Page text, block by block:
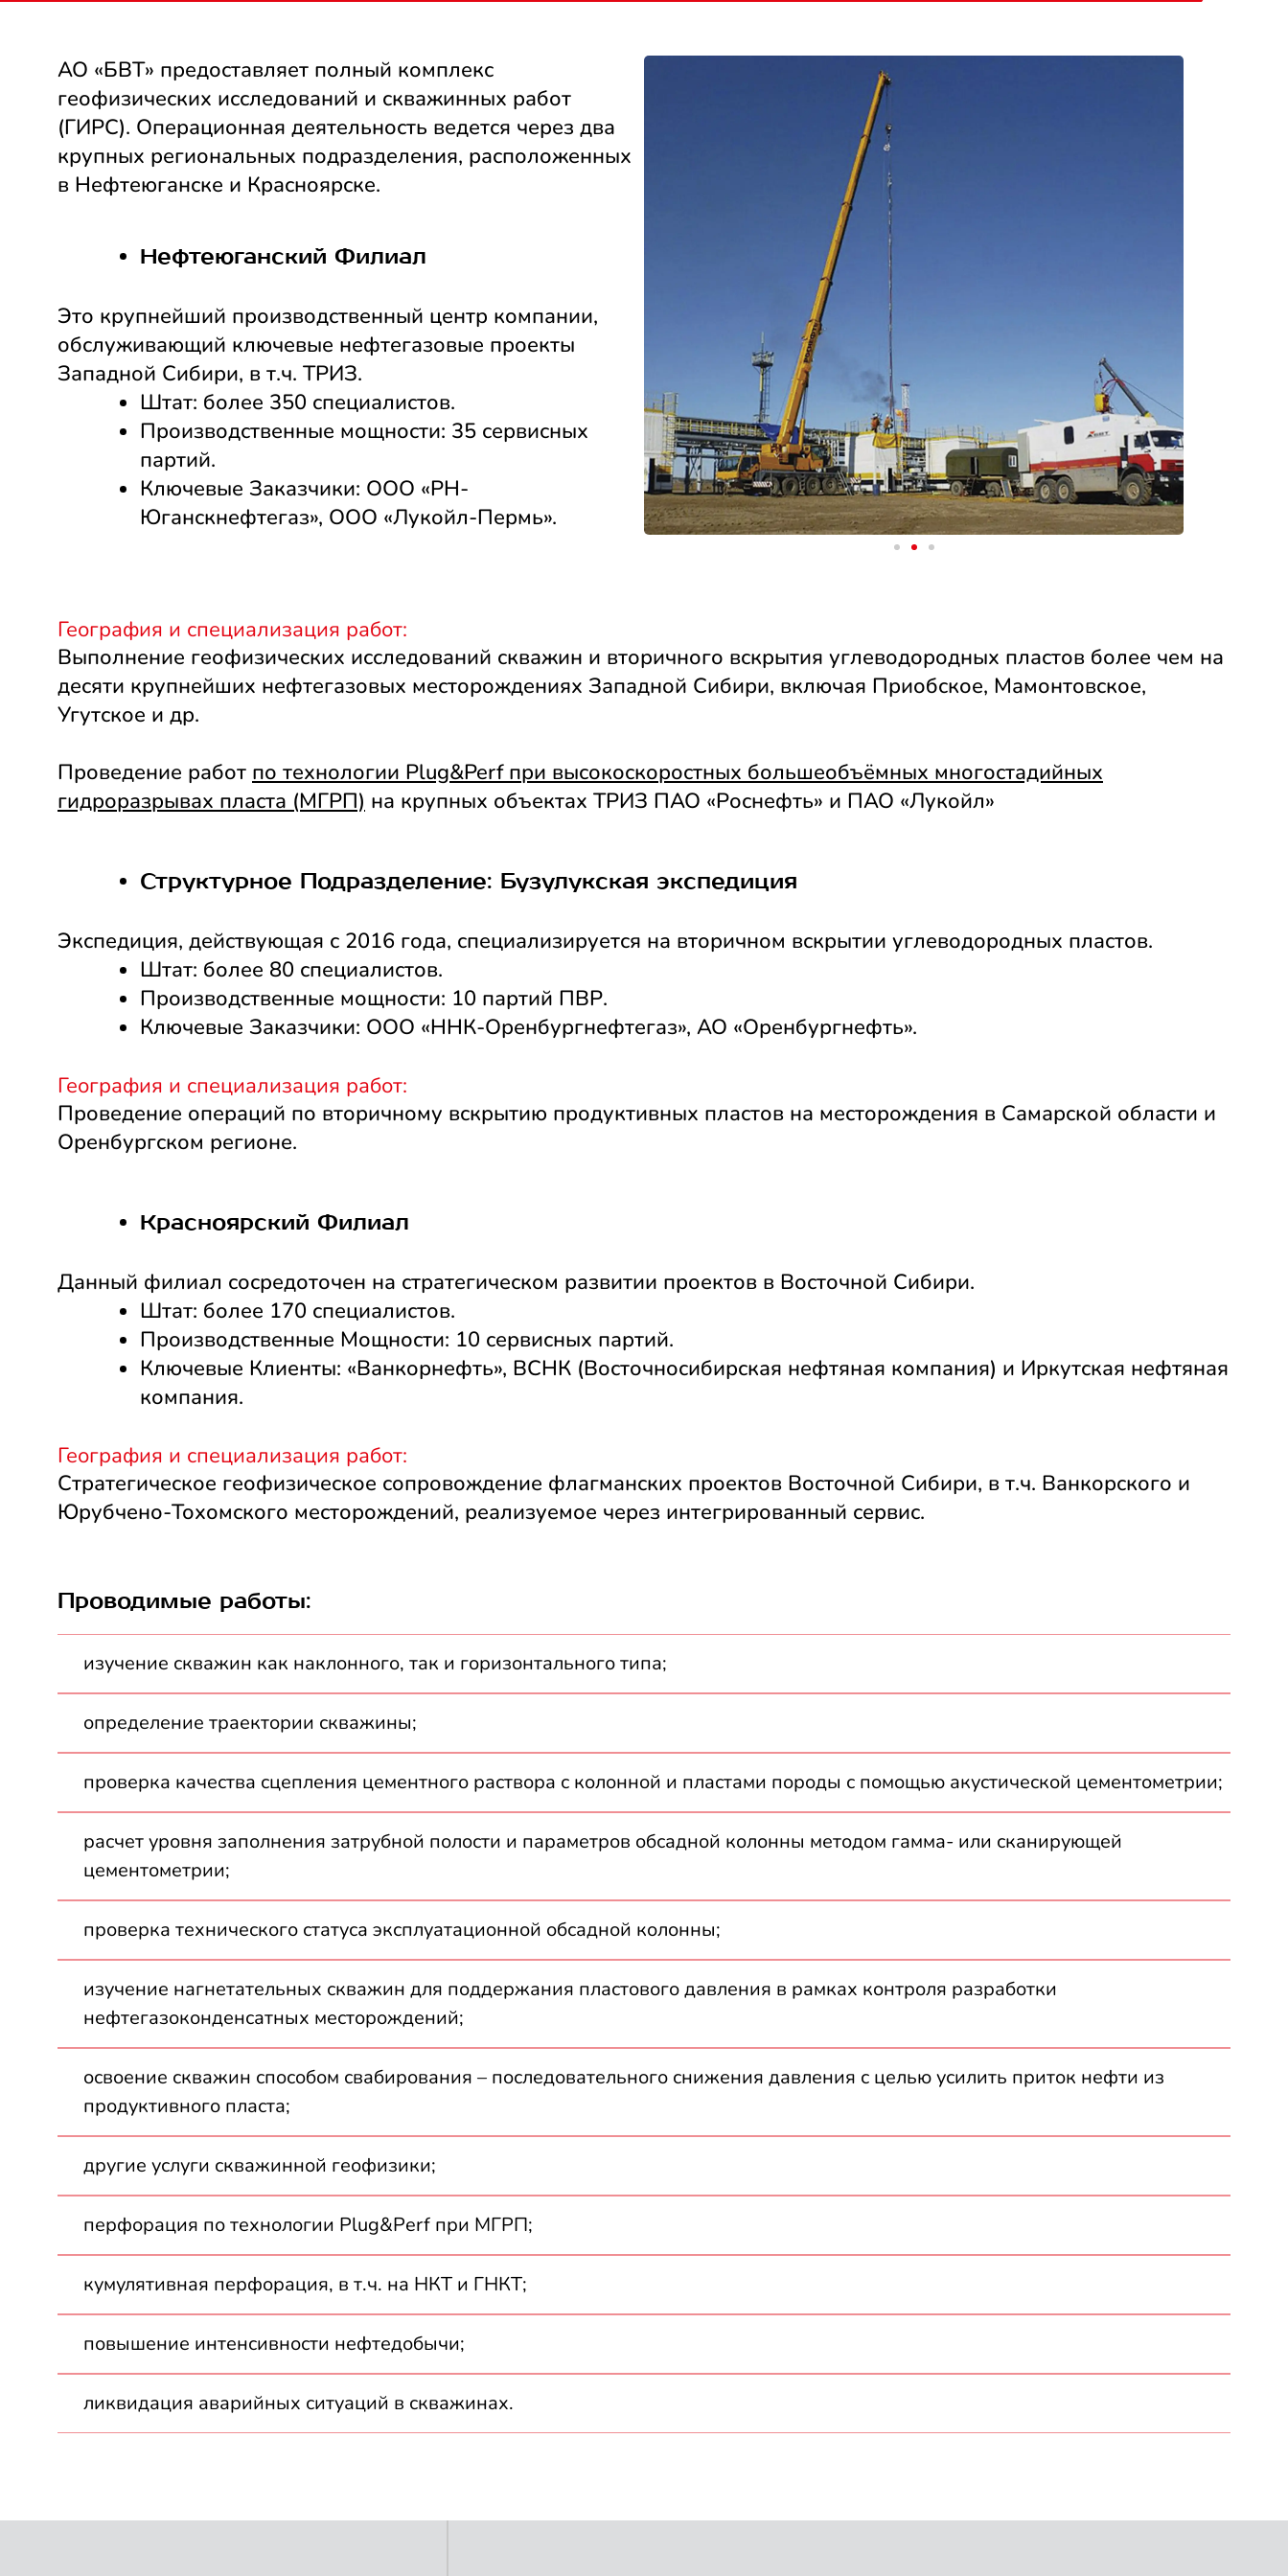
АО «БВТ» предоставляет полный комплекс
геофизических исследований и скважинных работ
(ГИРС). Операционная деятельность ведется через два
крупных региональных подразделения, расположенных
в Нефтеюганске и Красноярске.
Нефтеюганский Филиал
Это крупнейший производственный центр компании,
обслуживающий ключевые нефтегазовые проекты
Западной Сибири, в т.ч. ТРИЗ.
Штат: более 350 специалистов.
Производственные мощности: 35 сервисных
партий.
Ключевые Заказчики: ООО «РН-
Юганскнефтегаз», ООО «Лукойл-Пермь».
География и специализация работ:
Выполнение геофизических исследований скважин и вторичного вскрытия углеводородных пластов более чем на
десяти крупнейших нефтегазовых месторождениях Западной Сибири, включая Приобское, Мамонтовское,
Угутское и др.
Проведение работ по технологии Plug&Perf при высокоскоростных большеобъёмных многостадийных
гидроразрывах пласта (МГРП) на крупных объектах ТРИЗ ПАО «Роснефть» и ПАО «Лукойл»
Структурное Подразделение: Бузулукская экспедиция
Экспедиция, действующая с 2016 года, специализируется на вторичном вскрытии углеводородных пластов.
Штат: более 80 специалистов.
Производственные мощности: 10 партий ПВР.
Ключевые Заказчики: ООО «ННК-Оренбургнефтегаз», АО «Оренбургнефть».
География и специализация работ:
Проведение операций по вторичному вскрытию продуктивных пластов на месторождения в Самарской области и
Оренбургском регионе.
Красноярский Филиал
Данный филиал сосредоточен на стратегическом развитии проектов в Восточной Сибири.
Штат: более 170 специалистов.
Производственные Мощности: 10 сервисных партий.
Ключевые Клиенты: «Ванкорнефть», ВСНК (Восточносибирская нефтяная компания) и Иркутская нефтяная
компания.
География и специализация работ:
Cтратегическое геофизическое сопровождение флагманских проектов Восточной Сибири, в т.ч. Ванкорского и
Юрубчено-Тохомского месторождений, реализуемое через интегрированный сервис.
Проводимые работы:
изучение скважин как наклонного, так и горизонтального типа;
определение траектории скважины;
проверка качества сцепления цементного раствора с колонной и пластами породы с помощью акустической цементометрии;
расчет уровня заполнения затрубной полости и параметров обсадной колонны методом гамма- или сканирующей
цементометрии;
проверка технического статуса эксплуатационной обсадной колонны;
изучение нагнетательных скважин для поддержания пластового давления в рамках контроля разработки
нефтегазоконденсатных месторождений;
освоение скважин способом свабирования – последовательного снижения давления с целью усилить приток нефти из
продуктивного пласта;
другие услуги скважинной геофизики;
перфорация по технологии Plug&Perf при МГРП;
кумулятивная перфорация, в т.ч. на НКТ и ГНКТ;
повышение интенсивности нефтедобычи;
ликвидация аварийных ситуаций в скважинах.